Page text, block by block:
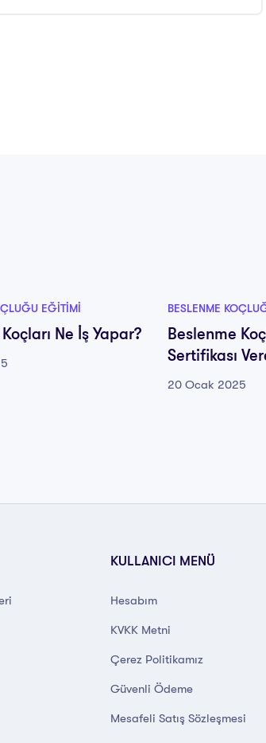
EĞITIMI
Ne İş Yapar?
BESLENME
Beslenme
Sertifikası
20 Ocak 2025
KULLANICI MENÜ
Hesabım
KVKK Metni
Çerez Politikamız
Güvenli Ödeme
Mesafeli Satış Sözleşmesi